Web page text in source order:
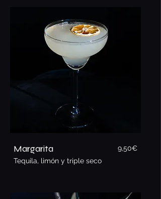
Margarita 9,50€
Tequila, limón y triple seco